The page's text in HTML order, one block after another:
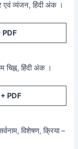
एवं व्यंजन, हिंदी अंक ।
PDF
चिह्न, हिंदी अंक ।
PDF
विशेषण, क्रिया –